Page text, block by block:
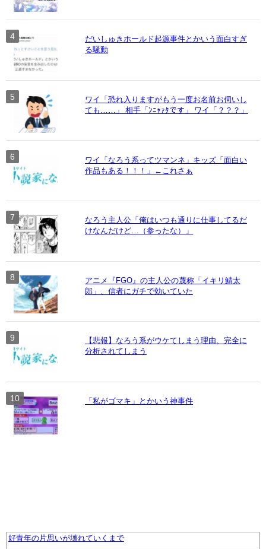
だいしゅきホールド起源事件とかいう面白すぎ
る騒動
ワイ「恐れ入りますがもう一度お名前お伺いし
ても……」 相手「ﾝﾆｬｧﾀです」 ワイ「？？？」
ワイ「なろう系ってツマンネ」キッズ「面白い
作品もある！！！」←これさぁ
なろう主人公「俺はいつも通りに仕事してるだ
けなんだけど…（参ったな）」
アニメ『FGO』の主人公の蔑称「イキリ鯖太
郎」、信者にガチで効いていた
【悲報】なろう系がウケてしまう理由、完全に
分析されてしまう
「私がゴマキ」とかいう神事件
好青年の片思いが壊れていくまで